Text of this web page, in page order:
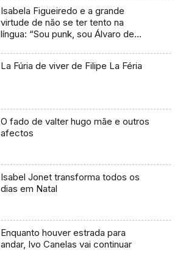
Isabela Figueiredo e a grande
virtude de não se ter tento na
língua: “Sou punk, sou Álvaro de
La Fúria de viver de Filipe La Féria
O fado de valter hugo mãe e outros
afectos
Isabel Jonet transforma todos os
dias em Natal
Enquanto houver estrada para
andar, Ivo Canelas vai continuar